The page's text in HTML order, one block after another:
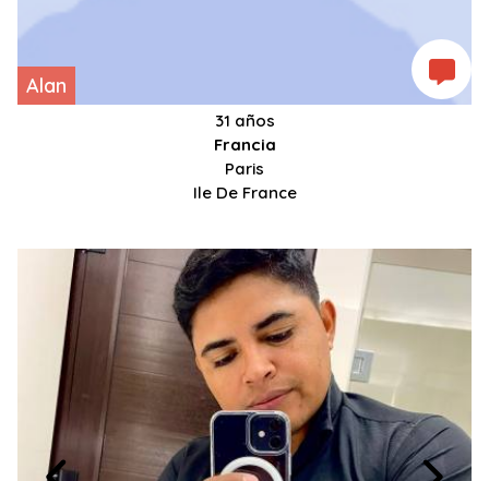
Alan
31 años
Francia
Paris
Ile De France